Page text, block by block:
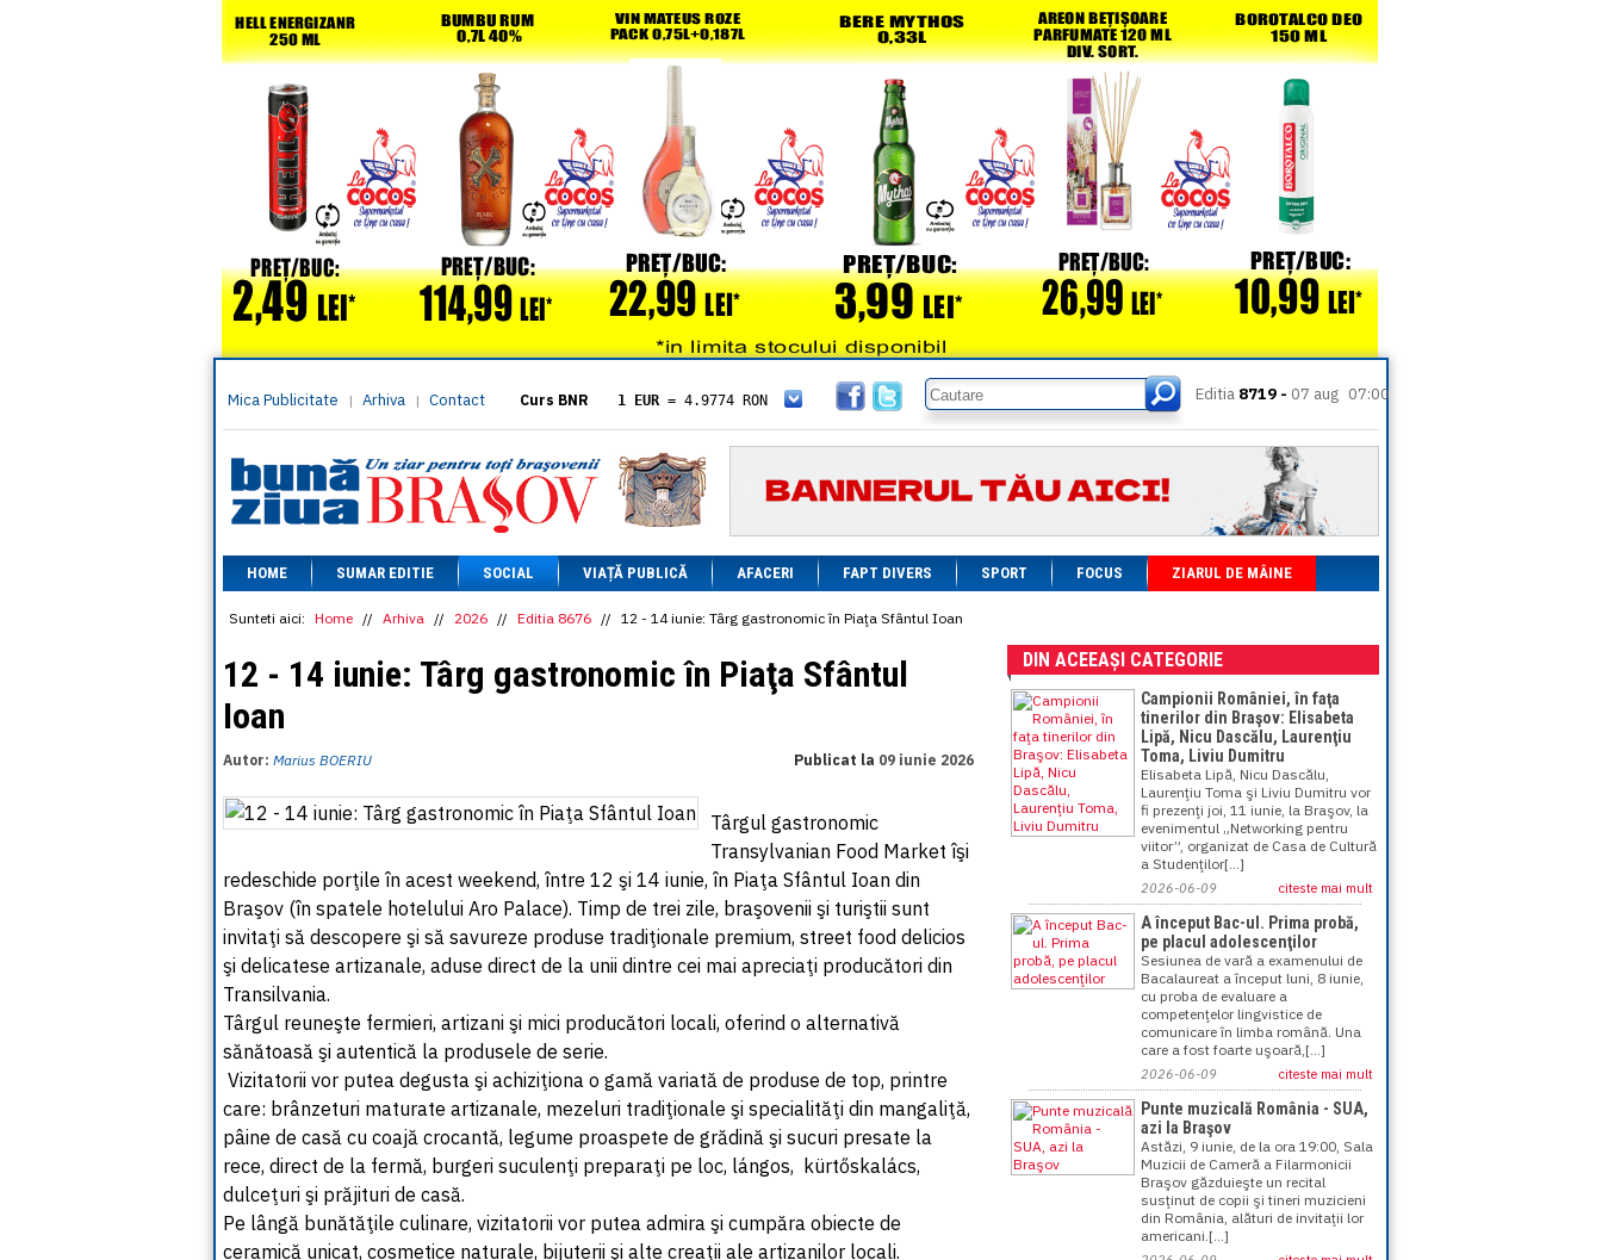
Mica Publicitate | Arhiva | Contact Curs BNR 1 EUR = 4.9774 RON
= 5.8304 RON
1 XAU= 464.4611 RON
1 AED= 1.1933 RON
1 AUD= 2.7957 RON
1 BGN= 2.5449 RON
1 CAD= 3.1559 RON
1 CHF= 5.2813 RON
1 CNY = 0.6015 RON
1 DKK
= 0.6668 RON
1 EGP = 0.0860 RON
1 MXN= 0.2227 RON
1 NOK= 0.4191 RON
= 2.6097 RON
1 PLN = 1.1646 RON
1 RSD
= 0.0425 RON
1 RUB= 0.0530 RON
1 SEK= 0.4526 RON
1 TRY= 0.1141 RON
= 0.1048 RON
1 ZAR= 0.2318 RON
Editia 8719 - 07 aug 07:00
HOME SUMAR EDITIE SOCIAL VIAȚĂ PUBLICĂ AFACERI FAPT DIVERS SPORT FOCUS ZIARUL DE MÂINE
Sunteti aici: Home // Arhiva // 2026 // Editia 8676 // 12 - 14 iunie: Târg gastronomic în Piaţa Sfântul Ioan
12 - 14 iunie: Târg gastronomic în Piaţa Sfântul
Ioan
Autor: Marius BOERIU Publicat la 09 iunie 2026
Târgul gastronomic
Transylvanian Food Market îşi
redeschide porţile în acest weekend, între 12 şi 14 iunie, în Piaţa Sfântul Ioan din
Braşov (în spatele hotelului Aro Palace). Timp de trei zile, braşovenii şi turiştii sunt
invitaţi să descopere şi să savureze produse tradiţionale premium, street food delicios
şi delicatese artizanale, aduse direct de la unii dintre cei mai apreciaţi producători din
Transilvania.
Târgul reuneşte fermieri, artizani şi mici producători locali, oferind o alternativă
sănătoasă şi autentică la produsele de serie.
Vizitatorii vor putea degusta şi achiziţiona o gamă variată de produse de top, printre
care: brânzeturi maturate artizanale, mezeluri tradiţionale şi specialităţi din mangaliţă,
pâine de casă cu coajă crocantă, legume proaspete de grădină şi sucuri presate la
rece, direct de la fermă, burgeri suculenţi preparaţi pe loc, lángos, kürtőskalács,
dulceţuri şi prăjituri de casă.
Pe lângă bunătăţile culinare, vizitatorii vor putea admira şi cumpăra obiecte de
ceramică unicat, cosmetice naturale, bijuterii şi alte creaţii ale artizanilor locali.
DIN ACEEAȘI CATEGORIE
Campionii României, în faţa
tinerilor din Braşov: Elisabeta
Lipă, Nicu Dascălu, Laurenţiu
Toma, Liviu Dumitru
Elisabeta Lipă, Nicu Dascălu,
Laurenţiu Toma şi Liviu Dumitru vor
fi prezenţi joi, 11 iunie, la Braşov, la
evenimentul „Networking pentru
viitor”, organizat de Casa de Cultură
a Studenţilor[...]
2026-06-09 citeste mai mult
A început Bac-ul. Prima probă,
pe placul adolescenţilor
Sesiunea de vară a examenului de
Bacalaureat a început luni, 8 iunie,
cu proba de evaluare a
competenţelor lingvistice de
comunicare în limba română. Una
care a fost foarte uşoară,[...]
2026-06-09 citeste mai mult
Punte muzicală România - SUA,
azi la Braşov
Astăzi, 9 iunie, de la ora 19:00, Sala
Muzicii de Cameră a Filarmonicii
Braşov găzduieşte un recital
susţinut de copii şi tineri muzicieni
din România, alături de invitaţii lor
americani.[...]